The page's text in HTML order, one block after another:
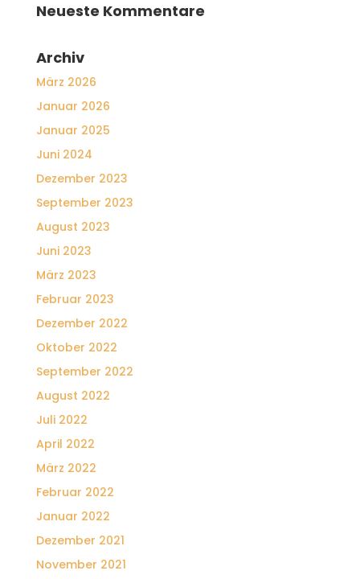
Neueste Kommentare
Archiv
März 2026
Januar 2026
Januar 2025
Juni 2024
Dezember 2023
September 2023
August 2023
Juni 2023
März 2023
Februar 2023
Dezember 2022
Oktober 2022
September 2022
August 2022
Juli 2022
April 2022
März 2022
Februar 2022
Januar 2022
Dezember 2021
November 2021